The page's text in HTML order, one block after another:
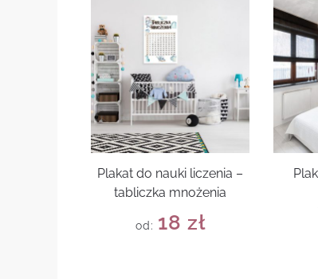
Plakat do nauki liczenia –
tabliczka mnożenia
od: 18 zł